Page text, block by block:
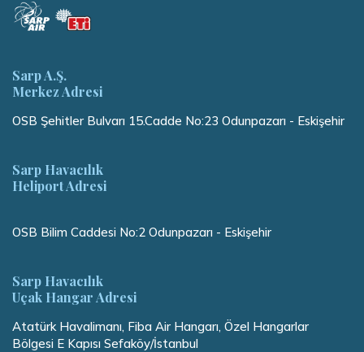
Sarp A.Ş.
Merkez Adresi
OSB Şehitler Bulvarı 15.Cadde No:23 Odunpazarı - Eskişehir
Sarp Havacılık
Heliport Adresi
OSB Bilim Caddesi No:2 Odunpazarı - Eskişehir
Sarp Havacılık
Uçak Hangar Adresi
Atatürk Havalimanı, Fiba Air Hangarı, Özel Hangarlar
Bölgesi E Kapısı Sefaköy/İstanbul